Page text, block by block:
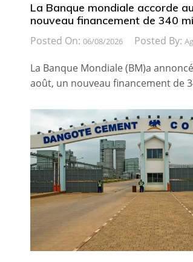
La Banque mondiale accorde
nouveau financement de 340
Posted On: 06/08/2026 Posted By:
La Banque Mondiale (BM)a
août, un nouveau financement de